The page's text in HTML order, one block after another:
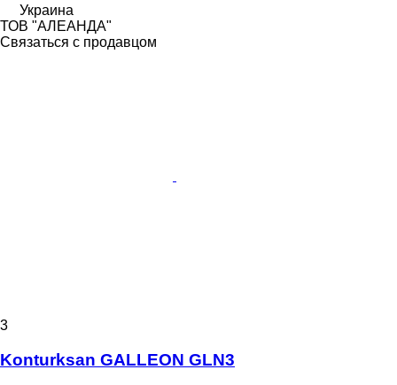
Украина
ТОВ "АЛЕАНДА"
Связаться с продавцом
3
Konturksan GALLEON GLN3